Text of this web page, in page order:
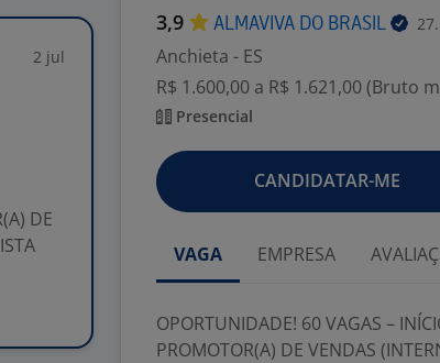
2 jul
DE
3,9 ALMAVIVA DO BRASIL
Anchieta - ES
R$ 1.600,00 a R$ 1.621,00 (Bruto
Presencial
CANDIDATAR-ME
VAGA EMPRESA
OPORTUNIDADE! 60 VAGAS –
PROMOTOR(A) DE VENDAS